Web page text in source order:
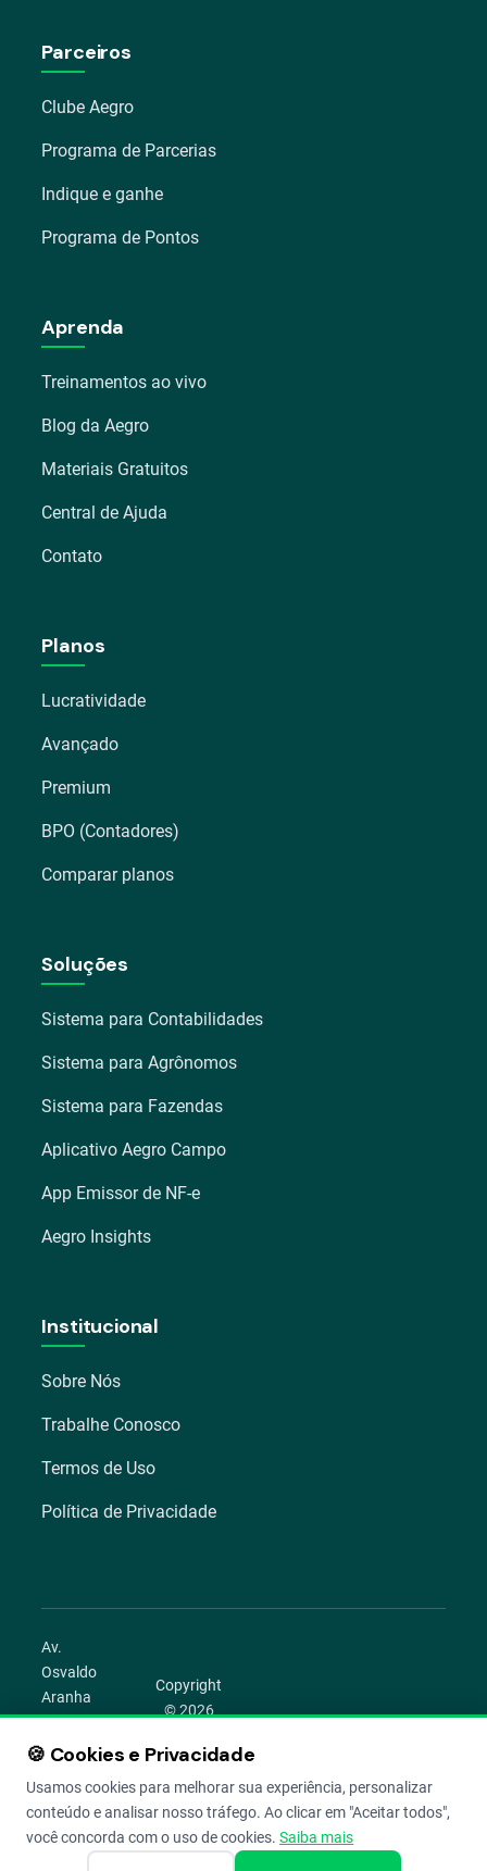
Parceiros
Clube Aegro
Programa de Parcerias
Indique e ganhe
Programa de Pontos
Aprenda
Treinamentos ao vivo
Blog da Aegro
Materiais Gratuitos
Central de Ajuda
Contato
Planos
Lucratividade
Avançado
Premium
BPO (Contadores)
Comparar planos
Soluções
Sistema para Contabilidades
Sistema para Agrônomos
Sistema para Fazendas
Aplicativo Aegro Campo
App Emissor de NF-e
Aegro Insights
Institucional
Sobre Nós
Trabalhe Conosco
Termos de Uso
Política de Privacidade
Av.
Osvaldo
Aranha
1022 –
Bom
Porto
Alegre –
RS
Copyright
© 2026
Todos os
direitos
reservados.
🍪 Cookies e Privacidade
Usamos cookies para melhorar sua experiência, personalizar
conteúdo e analisar nosso tráfego. Ao clicar em "Aceitar todos",
você concorda com o uso de cookies. Saiba mais